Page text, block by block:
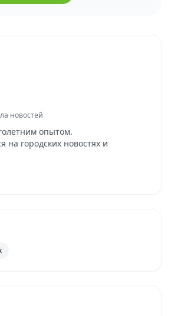
новостей
опытом.
на городских новостях и